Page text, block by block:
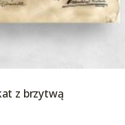
z brzytwą